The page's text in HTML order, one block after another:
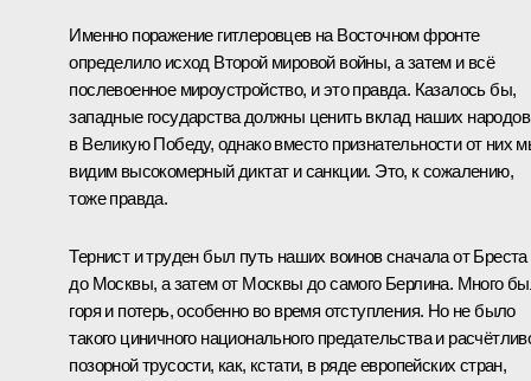
Именно поражение гитлеровцев на Восточном фронте
определило исход Второй мировой войны, а затем и всё
послевоенное мироустройство, и это правда. Казалось бы,
западные государства должны ценить вклад наших народов
в Великую Победу, однако вместо признательности от них
видим высокомерный диктат и санкции. Это, к сожалению,
тоже правда.
Тернист и труден был путь наших воинов сначала от Бреста
до Москвы, а затем от Москвы до самого Берлина. Много
горя и потерь, особенно во время отступления. Но не было
такого циничного национального предательства и
позорной трусости, как, кстати, в ряде европейских стран,